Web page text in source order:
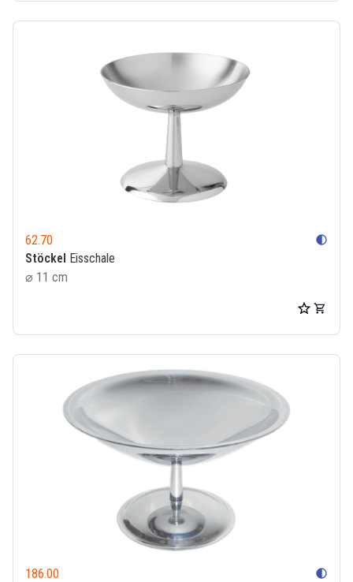
62.70 contrast
Stöckel Eisschale
⌀ 11 cm
186.00 contrast